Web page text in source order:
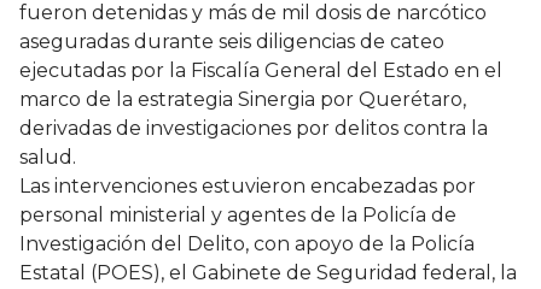
fueron detenidas y más de mil dosis de narcótico
aseguradas durante seis diligencias de cateo
ejecutadas por la Fiscalía General del Estado en el
marco de la estrategia Sinergia por Querétaro,
derivadas de investigaciones por delitos contra la
salud.
Las intervenciones estuvieron encabezadas por
personal ministerial y agentes de la Policía de
Investigación del Delito, con apoyo de la Policía
Estatal (POES), el Gabinete de Seguridad federal, la